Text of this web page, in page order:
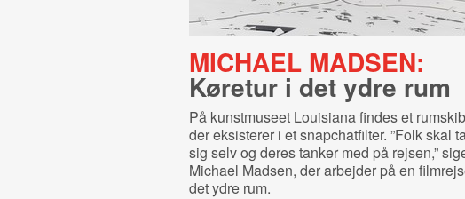
MICHAEL MADSEN:
Køretur i det ydre rum
På kunstmuseet Louisiana findes et
der eksisterer i et snapchatfilter. ”Folk skal
sig selv og deres tanker med på rejsen,”
Michael Madsen, der arbejder på en
det ydre rum.